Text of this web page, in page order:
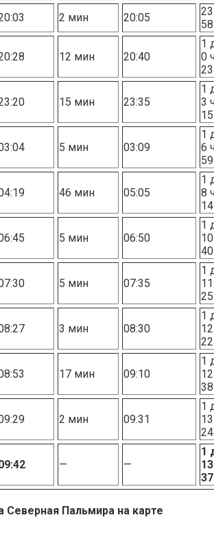
2 мин 20:05
12 мин 20:40
1
0
15 мин 23:35
1
3
5 мин 03:09
1
6
46 мин 05:05
1
8
5 мин 06:50
1
5 мин 07:35
1
3 мин 08:30
1
17 мин 09:10
1
2 мин 09:31
1
— —
1
Северная Пальмира на карте